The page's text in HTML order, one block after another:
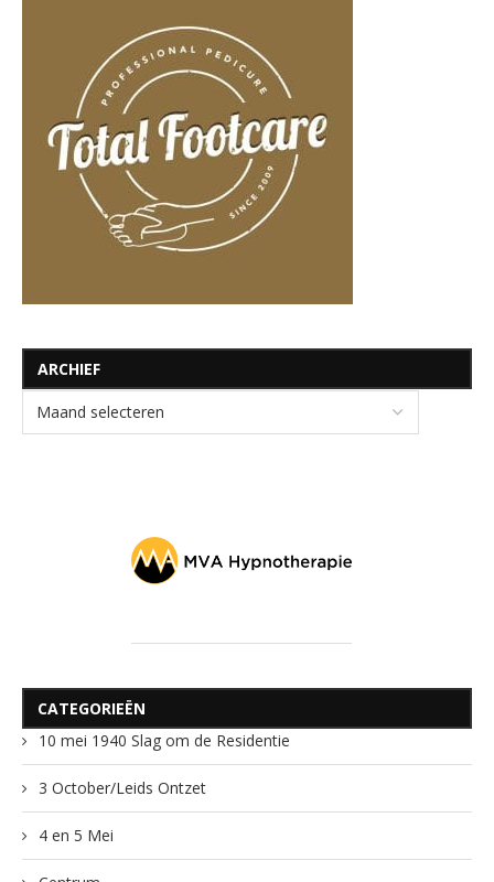
ARCHIEF
CATEGORIEËN
10 mei 1940 Slag om de Residentie
3 October/Leids Ontzet
4 en 5 Mei